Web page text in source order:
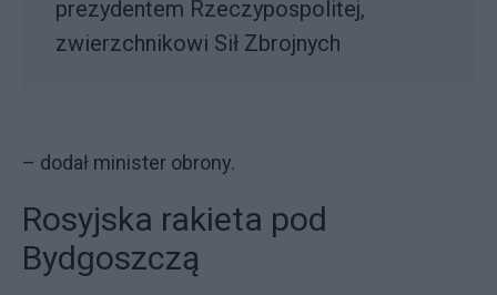
prezydentem Rzeczypospolitej,
zwierzchnikowi Sił Zbrojnych
– dodał minister obrony.
Rosyjska rakieta pod
Bydgoszczą